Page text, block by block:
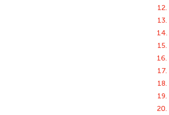
12.
13.
14.
15.
16.
17.
18.
19.
20.